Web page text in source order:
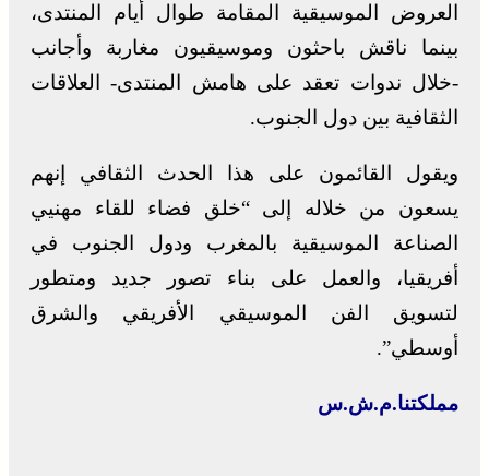
العروض الموسيقية المقامة طوال أيام المنتدى،
بينما ناقش باحثون وموسيقيون مغاربة وأجانب
-خلال ندوات تعقد على هامش المنتدى- العلاقات
الثقافية بين دول الجنوب.
ويقول القائمون على هذا الحدث الثقافي إنهم
يسعون من خلاله إلى “خلق فضاء للقاء مهنيي
الصناعة الموسيقية بالمغرب ودول الجنوب في
أفريقيا، والعمل على بناء تصور جديد ومتطور
لتسويق الفن الموسيقي الأفريقي والشرق
أوسطي”.
مملكتنا.م.ش.س